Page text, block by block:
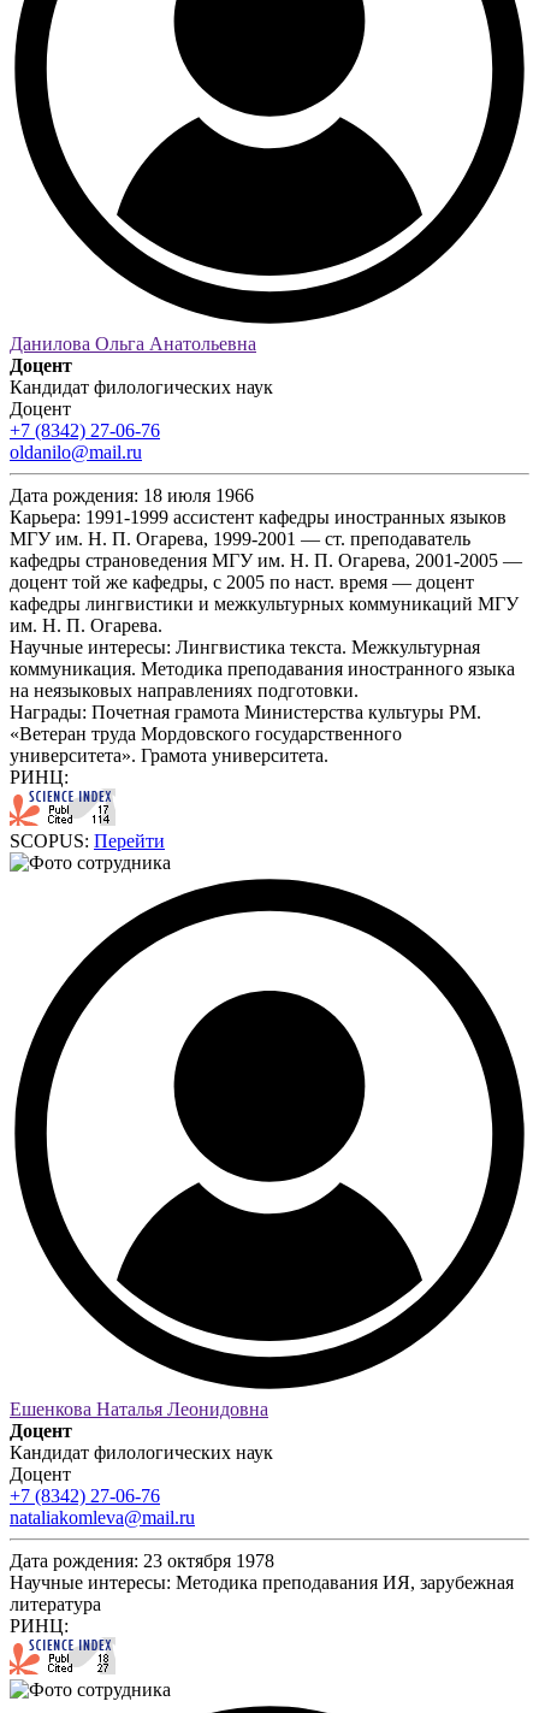
Данилова Ольга Анатольевна
Доцент
Кандидат филологических наук
Доцент
+7 (8342) 27-06-76
oldanilo@mail.ru
Дата рождения: 18 июля 1966
Карьера: 1991-1999 ассистент кафедры иностранных языков
МГУ им. Н. П. Огарева, 1999-2001 — ст. преподаватель
кафедры страноведения МГУ им. Н. П. Огарева, 2001-2005 —
доцент той же кафедры, с 2005 по наст. время — доцент
кафедры лингвистики и межкультурных коммуникаций МГУ
им. Н. П. Огарева.
Научные интересы: Лингвистика текста. Межкультурная
коммуникация. Методика преподавания иностранного языка
на неязыковых направлениях подготовки.
Награды: Почетная грамота Министерства культуры РМ.
«Ветеран труда Мордовского государственного
университета». Грамота университета.
РИНЦ:
SCOPUS: Перейти
Ешенкова Наталья Леонидовна
Доцент
Кандидат филологических наук
Доцент
+7 (8342) 27-06-76
nataliakomleva@mail.ru
Дата рождения: 23 октября 1978
Научные интересы: Методика преподавания ИЯ, зарубежная
литература
РИНЦ: